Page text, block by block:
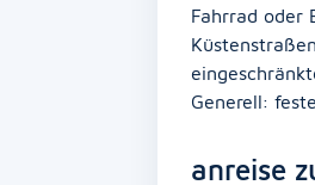
Fahrrad oder
Generell:
anreise